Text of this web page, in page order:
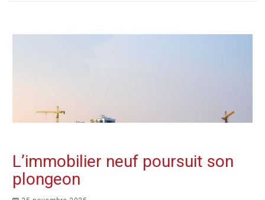
L’immobilier neuf poursuit son
plongeon